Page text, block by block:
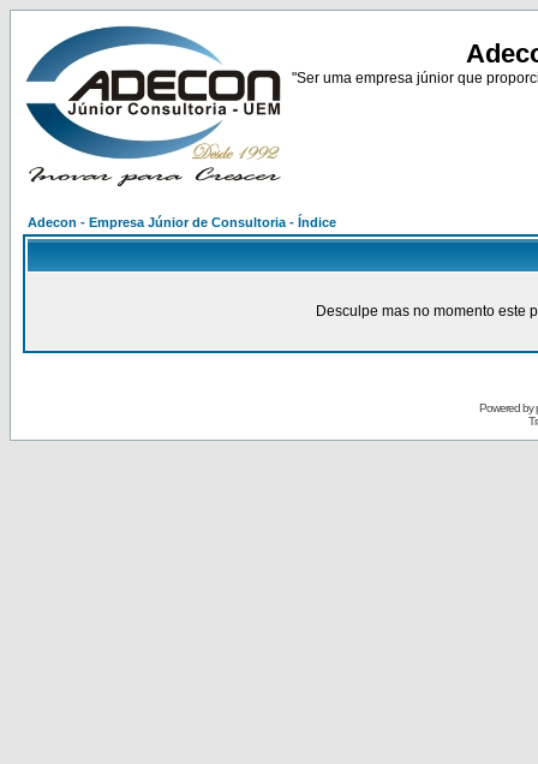
"Ser uma empresa júnior que
Adecon - Empresa Júnior de Consultoria - Índice
Desculpe mas no momento este
Powered by